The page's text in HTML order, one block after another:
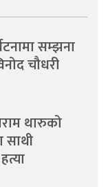
सम्झना
चौधरी
थारुको
साथी